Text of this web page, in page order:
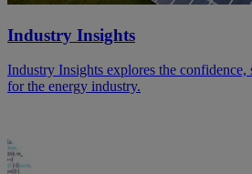
Industry Insights
Industry Insights explores the confidence,
for the energy industry.